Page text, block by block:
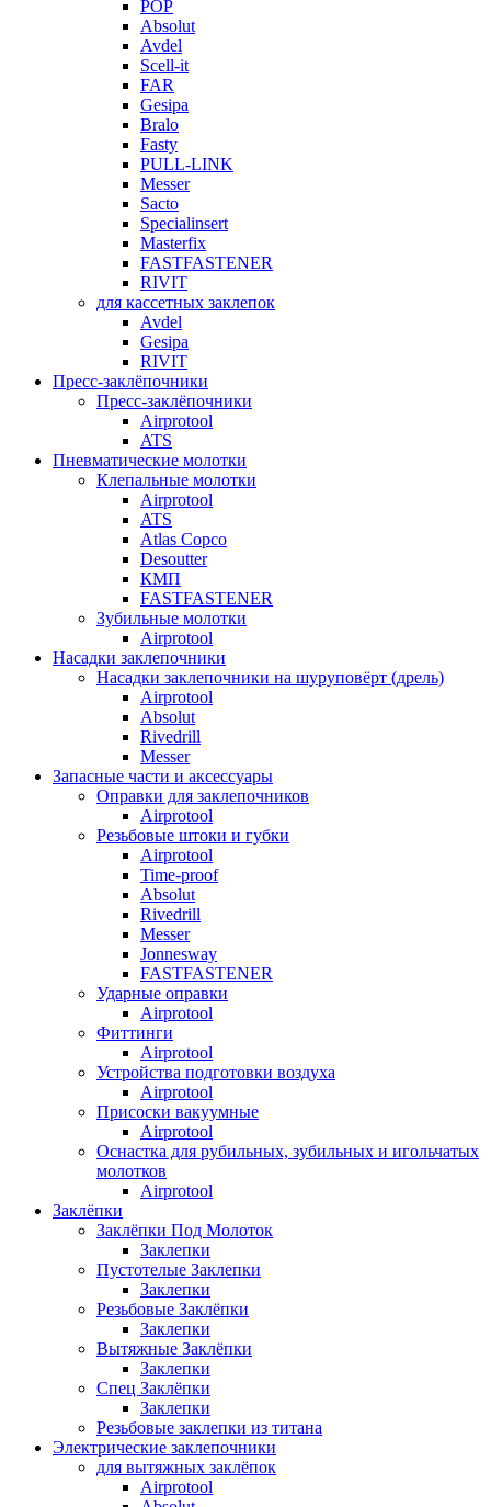
POP
Absolut
Avdel
Scell-it
FAR
Gesipa
Bralo
Fasty
PULL-LINK
Messer
Sacto
Specialinsert
Masterfix
FASTFASTENER
RIVIT
для кассетных заклепок
Avdel
Gesipa
RIVIT
Пресс-заклёпочники
Пресс-заклёпочники
Airprotool
ATS
Пневматические молотки
Клепальные молотки
Airprotool
ATS
Atlas Copco
Desoutter
КМП
FASTFASTENER
Зубильные молотки
Airprotool
Насадки заклепочники
Насадки заклепочники на шуруповёрт (дрель)
Airprotool
Absolut
Rivedrill
Messer
Запасные части и аксессуары
Оправки для заклепочников
Airprotool
Резьбовые штоки и губки
Airprotool
Time-proof
Absolut
Rivedrill
Messer
Jonnesway
FASTFASTENER
Ударные оправки
Airprotool
Фиттинги
Airprotool
Устройства подготовки воздуха
Airprotool
Присоски вакуумные
Airprotool
Оснастка для рубильных, зубильных и игольчатых
молотков
Airprotool
Заклёпки
Заклёпки Под Молоток
Заклепки
Пустотелые Заклепки
Заклепки
Резьбовые Заклёпки
Заклепки
Вытяжные Заклёпки
Заклепки
Спец Заклёпки
Заклепки
Резьбовые заклепки из титана
Электрические заклепочники
для вытяжных заклёпок
Airprotool